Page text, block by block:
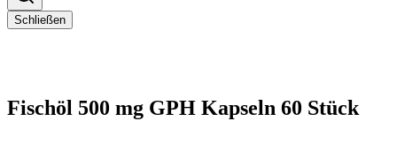
Schließen
Fischöl 500 mg GPH Kapseln 60 Stück